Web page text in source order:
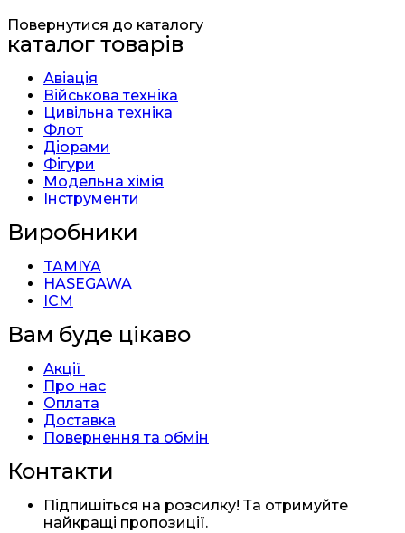
Повернутися до каталогу
каталог товарів
Авіація
Військова техніка
Цивільна техніка
Флот
Діорами
Фігури
Модельна хімія
Інструменти
Виробники
TAMIYA
HASEGAWA
ICM
Вам буде цікаво
Акції
Про нас
Оплата
Доставка
Повернення та обмін
Контакти
Підпишіться на розсилку! Та отримуйте
найкращі пропозиції.